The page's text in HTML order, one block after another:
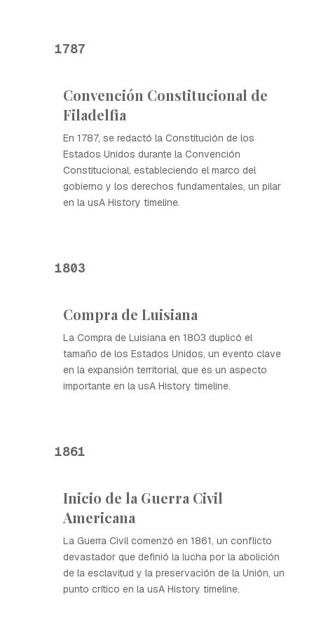
1787
Convención Constitucional de
Filadelfia
En 1787, se redactó la Constitución de los
Estados Unidos durante la Convención
Constitucional, estableciendo el marco del
gobierno y los derechos fundamentales, un pilar
en la usA History timeline.
1803
Compra de Luisiana
La Compra de Luisiana en 1803 duplicó el
tamaño de los Estados Unidos, un evento clave
en la expansión territorial, que es un aspecto
importante en la usA History timeline.
1861
Inicio de la Guerra Civil
Americana
La Guerra Civil comenzó en 1861, un conflicto
devastador que definió la lucha por la abolición
de la esclavitud y la preservación de la Unión, un
punto crítico en la usA History timeline.